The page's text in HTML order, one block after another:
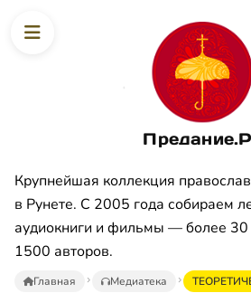
Крупнейшая коллекция
в Рунете. С 2005 года собираем
аудиокниги и фильмы — более 30
1500 авторов.
Главная Медиатека